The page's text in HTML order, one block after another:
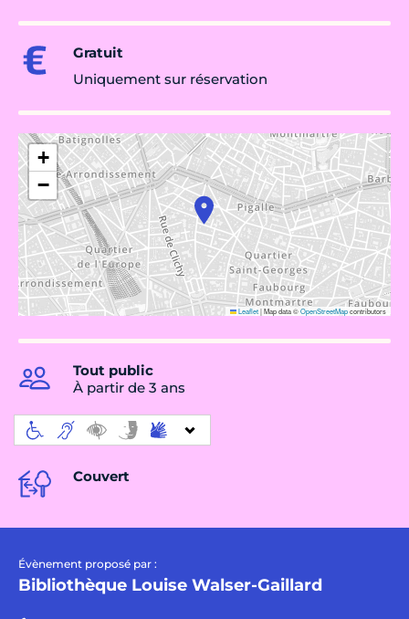
Gratuit
Uniquement sur réservation
+
−
Leaflet|Map data ©OpenStreetMapcontributors
Tout public
À partir de 3 ans
Couvert
Évènement proposé par :
Bibliothèque Louise Walser-Gaillard